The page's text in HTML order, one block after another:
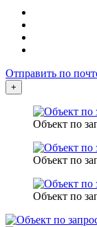
Отправить по
+
Объект по
Объект по
Объект по